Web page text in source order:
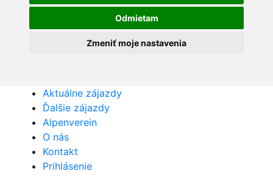
Odmietam
Zmeniť moje nastavenia
Aktuálne zájazdy
Ďalšie zájazdy
Alpenverein
O nás
Kontakt
Prihlásenie